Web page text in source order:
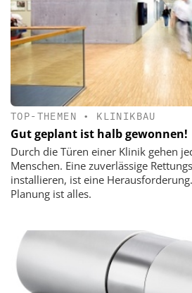
TOP-THEMEN • KLINIKBAU
Gut geplant ist halb gewonnen!
Durch die Türen einer Klinik gehen
Menschen. Eine zuverlässige
installieren, ist eine
Planung ist alles.